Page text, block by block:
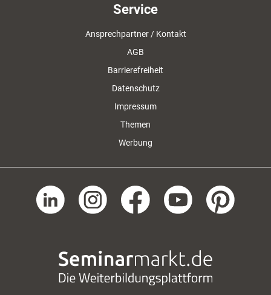
Service
Ansprechpartner / Kontakt
AGB
Barrierefreiheit
Datenschutz
Impressum
Themen
Werbung